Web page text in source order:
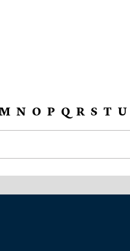
N O P Q R S T U